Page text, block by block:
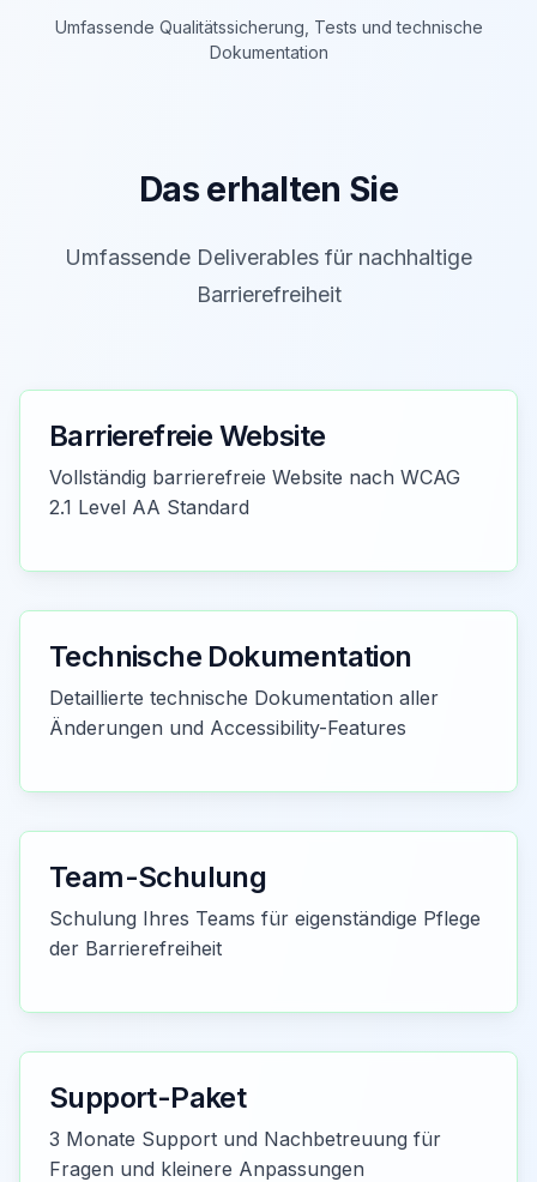
Umfassende Qualitätssicherung, Tests und technische
Dokumentation
Das erhalten Sie
Umfassende Deliverables für nachhaltige
Barrierefreiheit
Barrierefreie Website
Vollständig barrierefreie Website nach WCAG
2.1 Level AA Standard
Technische Dokumentation
Detaillierte technische Dokumentation aller
Änderungen und Accessibility-Features
Team-Schulung
Schulung Ihres Teams für eigenständige Pflege
der Barrierefreiheit
Support-Paket
3 Monate Support und Nachbetreuung für
Fragen und kleinere Anpassungen